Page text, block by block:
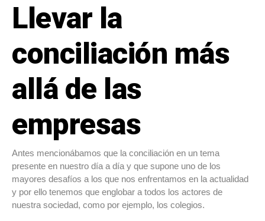
Llevar la
conciliación más
allá de las
empresas
Antes mencionábamos que la conciliación en un tema
presente en nuestro día a día y que supone uno de los
mayores desafíos a los que nos enfrentamos en la actualidad
y por ello tenemos que englobar a todos los actores de
nuestra sociedad, como por ejemplo, los colegios.